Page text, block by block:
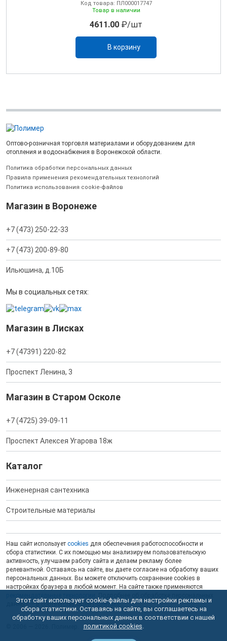
Код товара: ПЛ000017747
Товар в наличии
4611.00 ₽/шт
В корзину
Оптово-розничная торговля материалами и оборудованием для
отопления и водоснабжения в Воронежской области.
Политика обработки персональных данных
Правила применения рекомендательных технологий
Политика использования cookie-файлов
Магазин в Воронеже
+7 (473) 250-22-33
+7 (473) 200-89-80
Ильюшина, д.10Б
Мы в социальных сетях:
Магазин в Лисках
+7 (47391) 220-82
Проспект Ленина, 3
Магазин в Старом Осколе
+7 (4725) 39-09-11
Проспект Алексея Угарова 18ж
Каталог
Инженерная сантехника
Строительные материалы
Наш сайт использует cookies для обеспечения работоспособности и
сбора статистики. С их помощью мы анализируем пользовательскую
активность, улучшаем работу сайта и делаем рекламу более
релевантной. Оставаясь на сайте, вы даете согласие на обработку ваших
персональных данных. Вы можете отключить сохранение cookies в
настройках браузера в любой момент. На сайте также применяются
данных — в соответствующейПолитике.
Этот сайт использует cookie-файлы для настройки рекламы и
сбора статистики. Оставаясь на сайте, вы соглашаетесь на
обработку ваших персональных данных в соответствии с нашей
политикой cookies.